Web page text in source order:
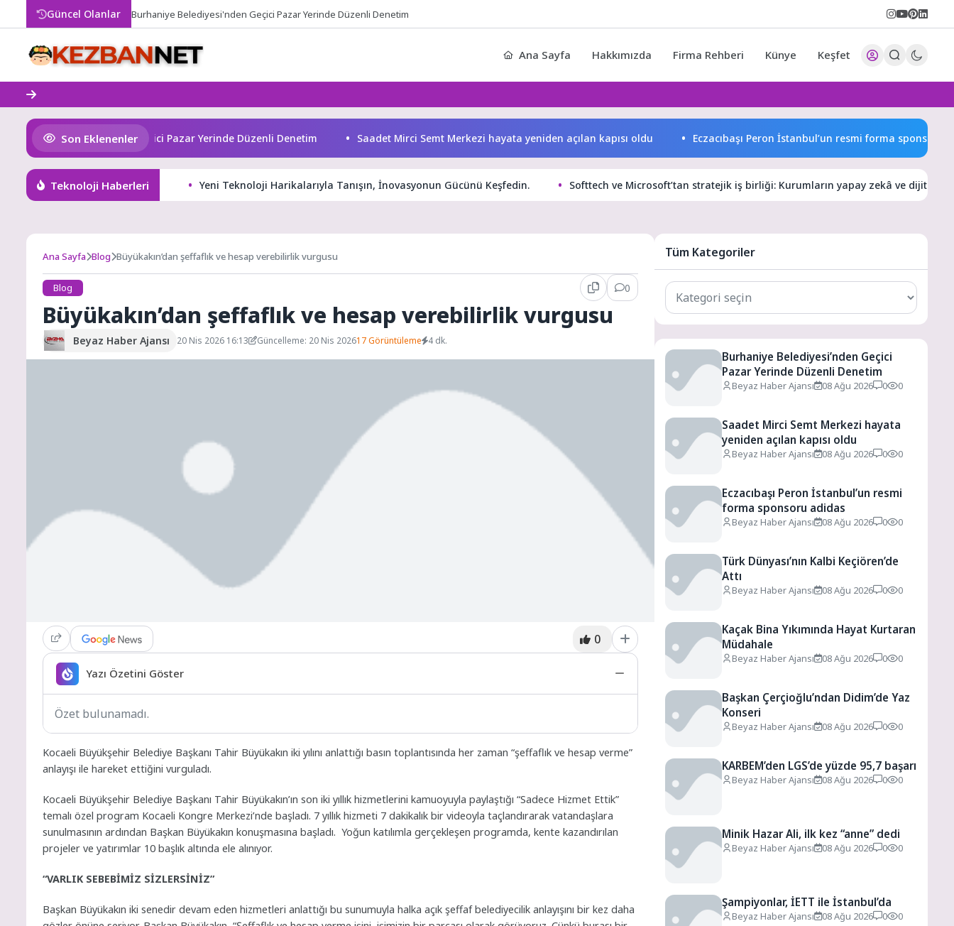
Güncel Olanlar Burhaniye Belediyesi'nden Geçici Pazar Yerinde Düzenli Denetim
Ana Sayfa Hakkımızda Firma Rehberi Künye Keşfet
Son Eklenenler
Belediyesi’nden Geçici Pazar Yerinde Düzenli Denetim Saadet Mirci Semt Merkezi hayata yeniden açılan kapısı oldu Eczacıbaşı Peron İstanbul’un resmi forma sponsoru adidas
Teknoloji Haberleri Yeni Teknoloji Harikalarıyla Tanışın, İnovasyonun Gücünü Keşfedin. Softtech ve Microsoft’tan stratejik iş birliği: Kurumların yapay zekâ ve dijital
Ana Sayfa Blog Büyükakın’dan şeffaflık ve hesap verebilirlik vurgusu
Blog 0
Büyükakın’dan şeffaflık ve hesap verebilirlik vurgusu
Beyaz Haber Ajansı 20 Nis 2026 16:13 Güncelleme: 20 Nis 202617 Görüntüleme 4 dk.
0
Yazı Özetini Göster
Özet bulunamadı.
Kocaeli Büyükşehir Belediye Başkanı Tahir Büyükakın iki yılını anlattığı basın toplantısında her zaman “şeffaflık ve hesap verme”
anlayışı ile hareket ettiğini vurguladı.
Kocaeli Büyükşehir Belediye Başkanı Tahir Büyükakın’ın son iki yıllık hizmetlerini kamuoyuyla paylaştığı “Sadece Hizmet Ettik”
temalı özel program Kocaeli Kongre Merkezi’nde başladı. 7 yıllık hizmeti 7 dakikalık bir videoyla taçlandırarak vatandaşlara
sunulmasının ardından Başkan Büyükakın konuşmasına başladı. Yoğun katılımla gerçekleşen programda, kente kazandırılan
projeler ve yatırımlar 10 başlık altında ele alınıyor.
“VARLIK SEBEBİMİZ SİZLERSİNİZ”
Başkan Büyükakın iki senedir devam eden hizmetleri anlattığı bu sunumuyla halka açık şeffaf belediyecilik anlayışını bir kez daha
Tüm Kategoriler
Tüm
Kategoriler
Burhaniye Belediyesi’nden Geçici
Pazar Yerinde Düzenli Denetim
Beyaz Haber Ajansı 08 Ağu 2026 0 0
Saadet Mirci Semt Merkezi hayata
yeniden açılan kapısı oldu
Beyaz Haber Ajansı 08 Ağu 2026 0 0
Eczacıbaşı Peron İstanbul’un resmi
forma sponsoru adidas
Beyaz Haber Ajansı 08 Ağu 2026 0 0
Türk Dünyası’nın Kalbi Keçiören’de
Attı
Beyaz Haber Ajansı 08 Ağu 2026 0 0
Kaçak Bina Yıkımında Hayat Kurtaran
Müdahale
Beyaz Haber Ajansı 08 Ağu 2026 0 0
Başkan Çerçioğlu’ndan Didim’de Yaz
Konseri
Beyaz Haber Ajansı 08 Ağu 2026 0 0
KARBEM’den LGS’de yüzde 95,7 başarı
Beyaz Haber Ajansı 08 Ağu 2026 0 0
Minik Hazar Ali, ilk kez “anne” dedi
Beyaz Haber Ajansı 08 Ağu 2026 0 0
Şampiyonlar, İETT ile İstanbul’da
Beyaz Haber Ajansı 08 Ağu 2026 0 0